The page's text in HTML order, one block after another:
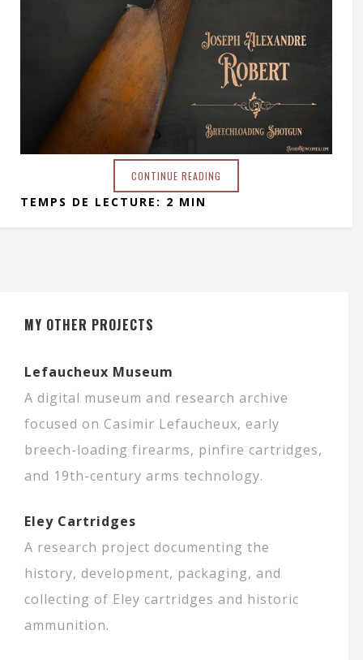
CONTINUE READING
TEMPS DE LECTURE: 2 MIN
MY OTHER PROJECTS
Lefaucheux Museum
A digital museum and research archive
focused on Casimir Lefaucheux, early
breech-loading firearms, pinfire cartridges,
and 19th-century arms technology.
Eley Cartridges
A research project documenting the
history, development, packaging, and
collecting of Eley cartridges and historic
ammunition.